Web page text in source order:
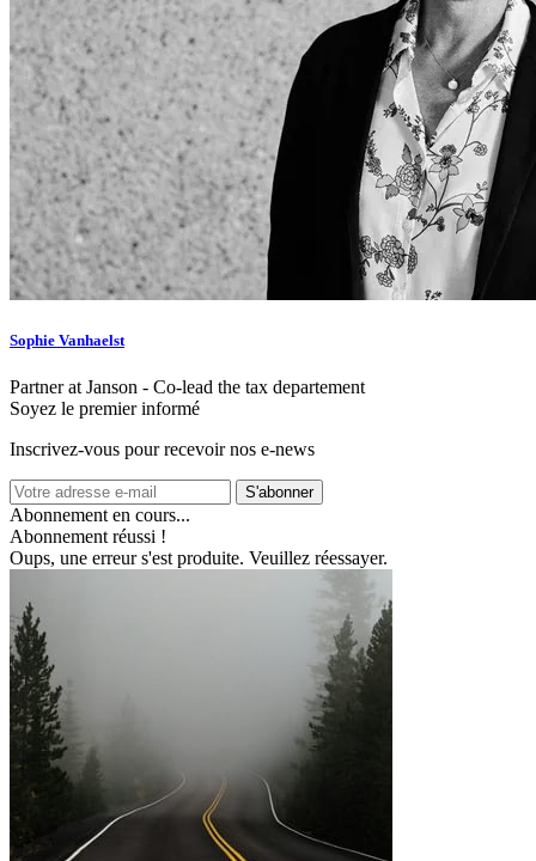
Sophie Vanhaelst
Partner at Janson - Co-lead the tax departement
Soyez le premier informé
Inscrivez-vous pour recevoir nos e-news
S'abonner
Abonnement en cours...
Abonnement réussi !
Oups, une erreur s'est produite. Veuillez réessayer.